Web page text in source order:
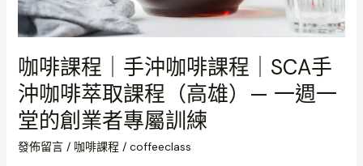
咖啡課程｜手沖咖啡課程｜SCA手
沖咖啡萃取課程（高雄）— 一週一
堂的創業者專屬訓練
發佈留言 / 咖啡課程 / coffeeclass
—
一
堂
的
創
業
者